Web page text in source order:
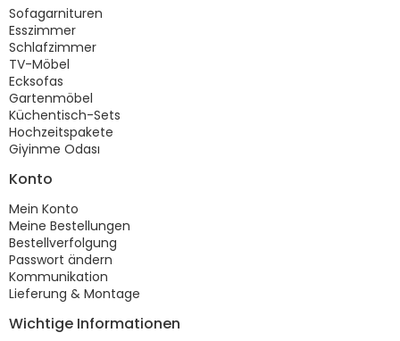
Sofagarnituren
Esszimmer
Schlafzimmer
TV-Möbel
Ecksofas
Gartenmöbel
Küchentisch-Sets
Hochzeitspakete
Giyinme Odası
Konto
Mein Konto
Meine Bestellungen
Bestellverfolgung
Passwort ändern
Kommunikation
Lieferung & Montage
Wichtige Informationen